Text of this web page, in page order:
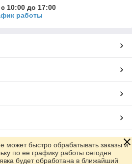
10:00 до 17:00
работы
может быстро обрабатывать заказы и
по ее графику работы сегодня
будет обработана в ближайший